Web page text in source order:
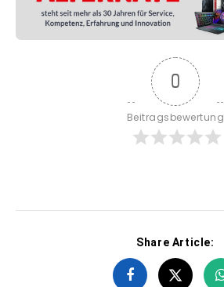
0
Beitragsbewertung
Share Article: